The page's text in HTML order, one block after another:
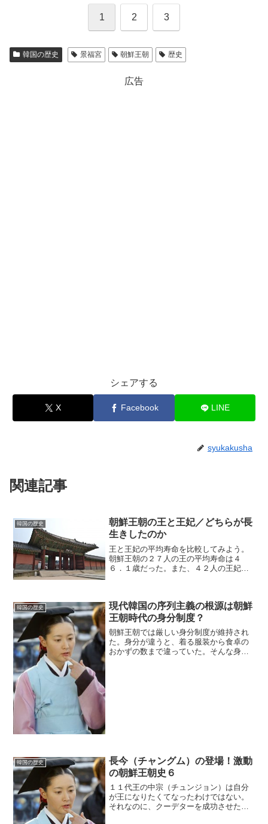
1 2 3
韓国の歴史 景福宮 朝鮮王朝 歴史
広告
シェアする
X Facebook LINE
syukakusha
関連記事
韓国の歴史
朝鮮王朝の王と王妃／どちらが長
生きしたのか
王と王妃の平均寿命を比較してみよう。
朝鮮王朝の２７人の王の平均寿命は４
６．１歳だった。また、４２人の王妃の
windo...
韓国の歴史
現代韓国の序列主義の根源は朝鮮
王朝時代の身分制度？
朝鮮王朝では厳しい身分制度が維持され
た。身分が違うと、着る服装から食卓の
おかずの数まで違っていた。そんな身分
韓国の歴史
長今（チャングム）の登場！激動
の朝鮮王朝史６
１１代王の中宗（チュンジョン）は自分
が王になりたくてなったわけではない。
それなのに、クーデターを成功させた高